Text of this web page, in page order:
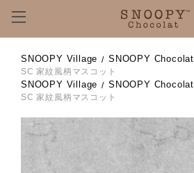
SNOOPY Village SNOOPY Chocolat
SC 家紋風柄マスコット
SNOOPY Village SNOOPY Chocolat
SC 家紋風柄マスコット